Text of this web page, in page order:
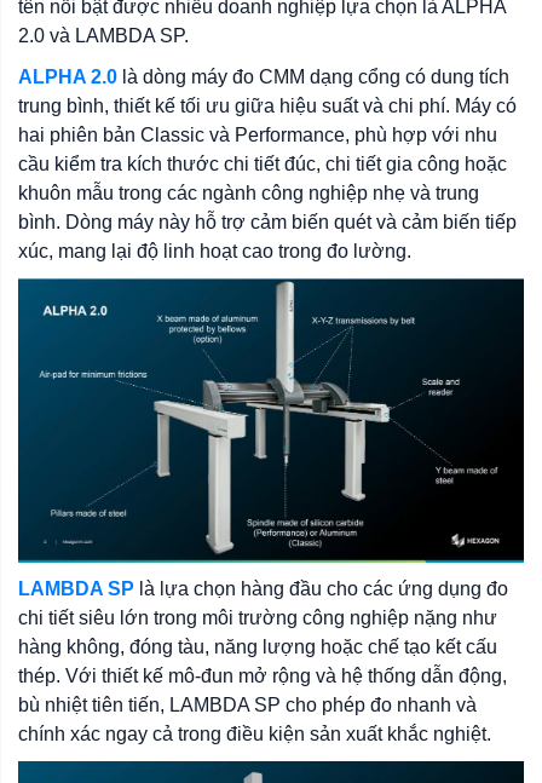
tên nổi bật được nhiều doanh nghiệp lựa chọn là ALPHA
2.0 và LAMBDA SP.
ALPHA 2.0 là dòng máy đo CMM dạng cổng có dung tích
trung bình, thiết kế tối ưu giữa hiệu suất và chi phí. Máy có
hai phiên bản Classic và Performance, phù hợp với nhu
cầu kiểm tra kích thước chi tiết đúc, chi tiết gia công hoặc
khuôn mẫu trong các ngành công nghiệp nhẹ và trung
bình. Dòng máy này hỗ trợ cảm biến quét và cảm biến tiếp
xúc, mang lại độ linh hoạt cao trong đo lường.
LAMBDA SP là lựa chọn hàng đầu cho các ứng dụng đo
chi tiết siêu lớn trong môi trường công nghiệp nặng như
hàng không, đóng tàu, năng lượng hoặc chế tạo kết cấu
thép. Với thiết kế mô-đun mở rộng và hệ thống dẫn động,
bù nhiệt tiên tiến, LAMBDA SP cho phép đo nhanh và
chính xác ngay cả trong điều kiện sản xuất khắc nghiệt.